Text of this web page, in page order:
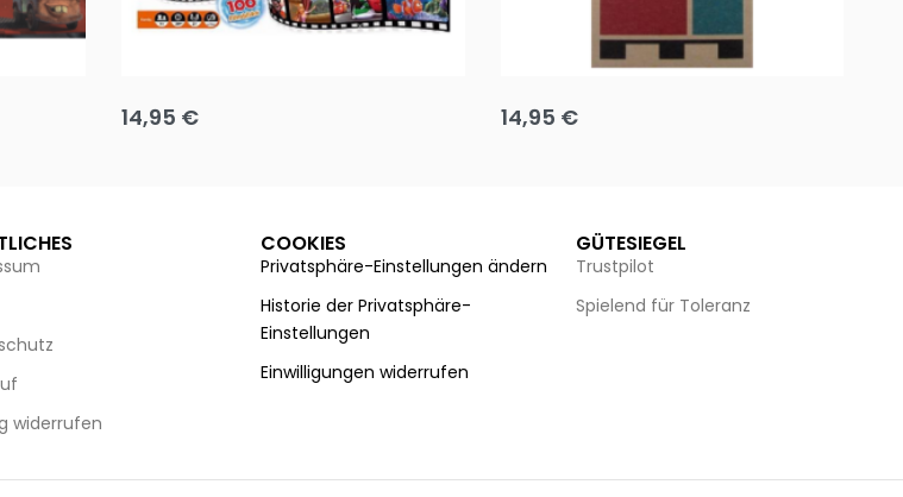
14,95 €
Team up
14,95 €
widerrufen
COOKIES
Privatsphäre-Einstellungen ändern
Historie der Privatsphäre-
Einstellungen
Einwilligungen widerrufen
GÜTESIEGEL
Trustpilot
Spielend für Toleranz